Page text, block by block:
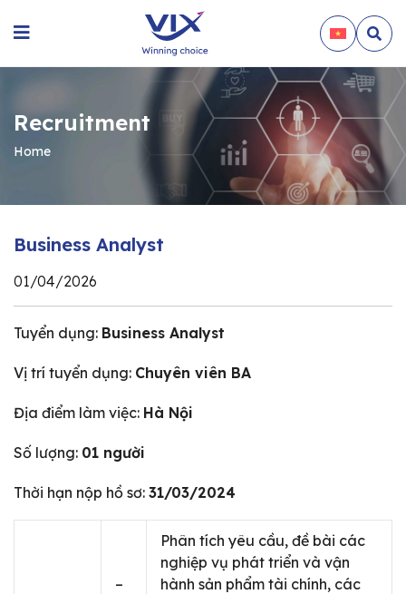
Recruitment
Home
Business Analyst
01/04/2026
Tuyển dụng: Business Analyst
Vị trí tuyển dụng: Chuyên viên BA
Địa điểm làm việc: Hà Nội
Số lượng: 01 người
Thời hạn nộp hồ sơ: 31/03/2024
–
Phân tích yêu cầu, đề bài các
nghiệp vụ phát triển và vận
hành sản phẩm tài chính, các